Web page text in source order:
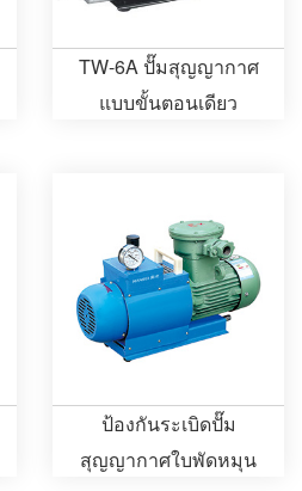
TW-6A ปั๊มสุญญากาศ
แบบขั้นตอนเดียว
ป้องกันระเบิดปั๊ม
สุญญากาศใบพัดหมุน